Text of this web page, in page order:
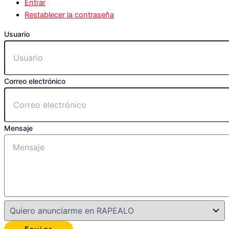
Entrar
Restablecer la contraseña
Usuario
Correo electrónico
Mensaje